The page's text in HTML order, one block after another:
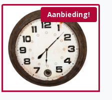
Aanbieding!